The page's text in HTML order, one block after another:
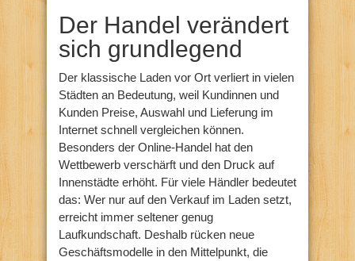
Der Handel verändert
sich grundlegend
Der klassische Laden vor Ort verliert in vielen
Städten an Bedeutung, weil Kundinnen und
Kunden Preise, Auswahl und Lieferung im
Internet schnell vergleichen können.
Besonders der Online-Handel hat den
Wettbewerb verschärft und den Druck auf
Innenstädte erhöht. Für viele Händler bedeutet
das: Wer nur auf den Verkauf im Laden setzt,
erreicht immer seltener genug
Laufkundschaft. Deshalb rücken neue
Geschäftsmodelle in den Mittelpunkt, die